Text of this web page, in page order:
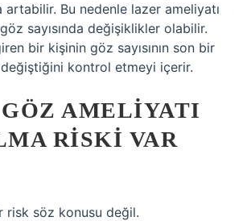
artabilir. Bu nedenle lazer ameliyatı
sayısında değişiklikler olabilir.
bir kişinin göz sayısının son bir
kontrol etmeyi içerir.
AMELIYATI
RISKI VAR
risk söz konusu değil.